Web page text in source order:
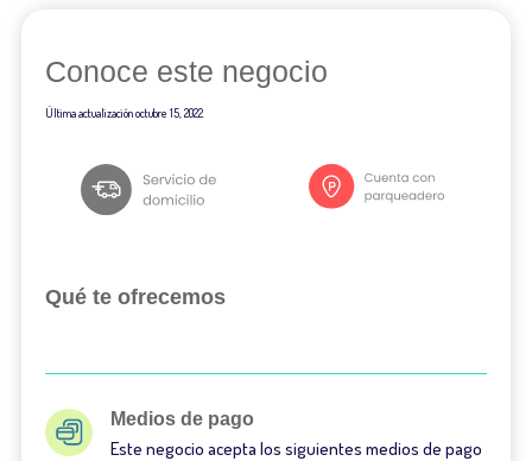
Conoce este negocio
Última actualizaciónoctubre 15, 2022
Qué te ofrecemos
Medios de pago
Este negocio acepta los siguientes medios de pago